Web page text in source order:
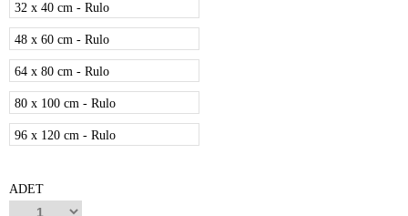
32 x 40 cm - Rulo
48 x 60 cm - Rulo
64 x 80 cm - Rulo
80 x 100 cm - Rulo
96 x 120 cm - Rulo
ADET